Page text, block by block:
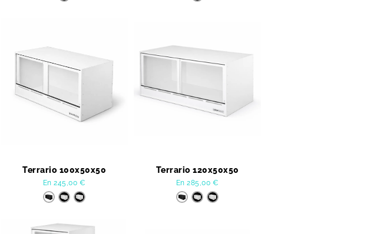
Terrario 100x50x50
En245,00 €
Terrario 120x50x50
En285,00 €